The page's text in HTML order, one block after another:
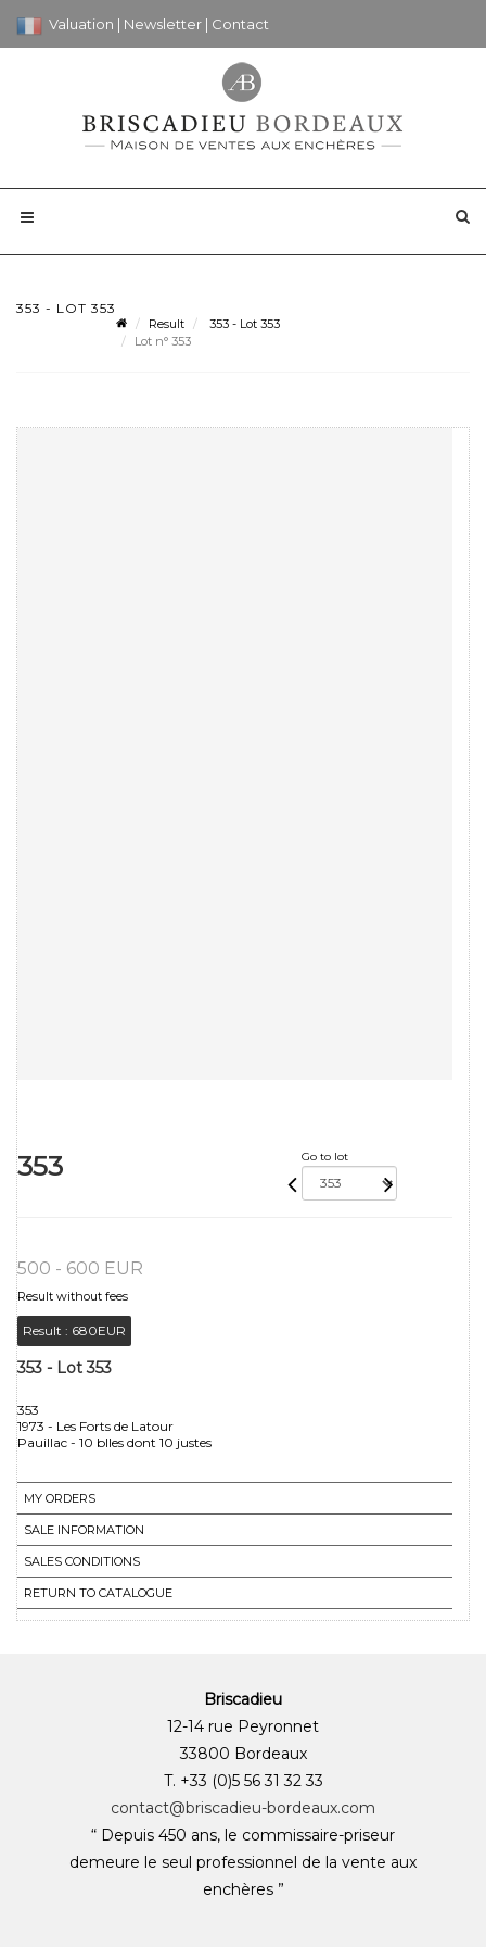
Valuation | Newsletter | Contact
353 - LOT 353
Result
353 - Lot 353
Lot n° 353
353 Go to lot
500 - 600 EUR
Result without fees
Result : 680EUR
353 - Lot 353
353
1973 - Les Forts de Latour
Pauillac - 10 blles dont 10 justes
MY ORDERS
SALE INFORMATION
SALES CONDITIONS
RETURN TO CATALOGUE
Briscadieu
12-14 rue Peyronnet
33800 Bordeaux
T. +33 (0)5 56 31 32 33
contact@briscadieu-bordeaux.com
“ Depuis 450 ans, le commissaire-priseur
demeure le seul professionnel de la vente aux
enchères ”